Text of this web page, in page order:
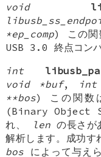
void
*ep_comp) この関
USB 3.0 終点コンパ
int
void *buf, int
**bos) この関数
(Binary Object
れ、
lenの長さが
解析します。成功す
bos によって与え